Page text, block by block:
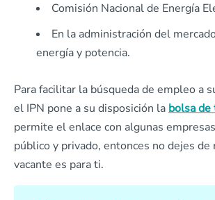
Comisión Nacional de Energía
En la administración del
energía y potencia.
Para facilitar la búsqueda de empleo a
el IPN pone a su disposición la bolsa de
permite el enlace con algunas
público y privado, entonces no dejes de
vacante es para ti.